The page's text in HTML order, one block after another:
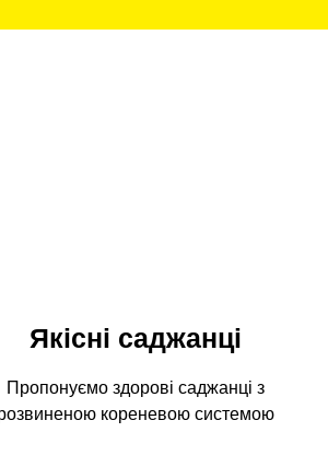
Пропонуємо здорові саджанці з
кореневою системою
Якісні саджанці